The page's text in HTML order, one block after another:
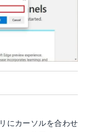
にカーソルを合わせ